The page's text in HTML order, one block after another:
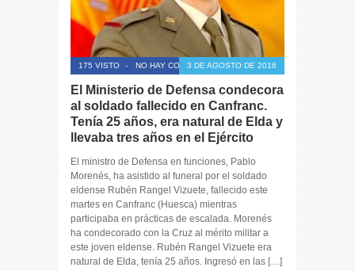
175 VISTO - NO HAY COMENTARIOS3 DE AGOSTO DE 2016
El Ministerio de Defensa condecora
al soldado fallecido en Canfranc.
Tenía 25 años, era natural de Elda y
llevaba tres años en el Ejército
El ministro de Defensa en funciones, Pablo
Morenés, ha asistido al funeral por el soldado
eldense Rubén Rangel Vizuete, fallecido este
martes en Canfranc (Huesca) mientras
participaba en prácticas de escalada. Morenés
ha condecorado con la Cruz al mérito militar a
este joven eldense. Rubén Rangel Vizuete era
natural de Elda, tenía 25 años. Ingresó en las […]